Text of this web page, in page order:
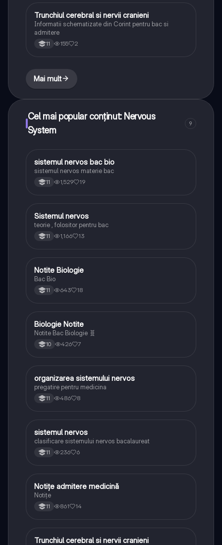
Biologie
Trunchiul cerebral si nervii cranieni
Informatii schematizate din Corint pentru bac si
admitere
11 155 2
Mai mult
Cel mai popular conținut: Nervous
System
9
Biologie
sistemul nervos bac bio
sistemul nervos materie bac
11 1,529 19
Biologie
Sistemul nervos
teorie , folositor pentru bac
11 1,166 13
Biologie
Notite Biologie
Bac Bio
11 643 18
Biologie
Biologie Notite
Notite Bac Biologie 🧬
10 426 7
Biologie
organizarea sistemului nervos
pregatire pentru medicina
11 486 8
Biologie
sistemul nervos
clasificare sistemului nervos bacalaureat
11 236 6
Biologie
Notițe admitere medicină
Notițe
11 861 14
Biologie
Trunchiul cerebral si nervii cranieni